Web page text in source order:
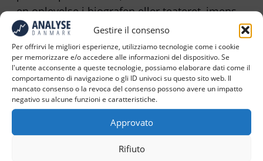
Gestire il consenso
Per offrirvi le migliori esperienze, utilizziamo tecnologie come i cookie
per memorizzare e/o accedere alle informazioni del dispositivo. Se
l'utente acconsente a queste tecnologie, possiamo elaborare dati come il
comportamento di navigazione o gli ID univoci su questo sito web. Il
mancato consenso o la revoca del consenso possono avere un impatto
negativo su alcune funzioni e caratteristiche.
Approvato
Rifiuto
en oplevelse i biografen eller teateret, imens
oplevelsen stadig er frisk i erindringen.
Skabe hurtigt overblik for at kvalificere videre
analyse:Når man kender sin målgruppe men
går eksplorativt til værks og ønsker at teste
hypoteser eller danne sig et hurtigt overblik
over mønstre i adfærd og holdninger for at
skærpe og kvalificere den videre analyse, er
etnoraids det rigtige værktøj. Det kan f.eks.